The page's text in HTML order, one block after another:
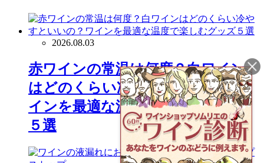
2026.08.03
赤ワインの常温は何度？白ワイン
はどのくらい冷やすといいの？ワ
インを最適な温度で楽しむグッズ
５選